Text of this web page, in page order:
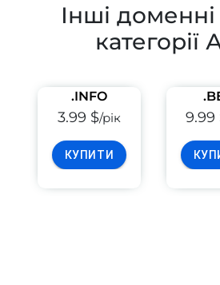
Інші
категорії
.INFO
3.99 $/рік
КУПИТИ
9.99